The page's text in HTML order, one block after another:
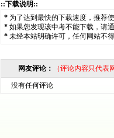
::下载说明::
* 为了达到最快的下载速度，推荐
* 如果您发现该中考不能下载，请
* 未经本站明确许可，任何网站不
网友评论： （评论内容只代
没有任何评论